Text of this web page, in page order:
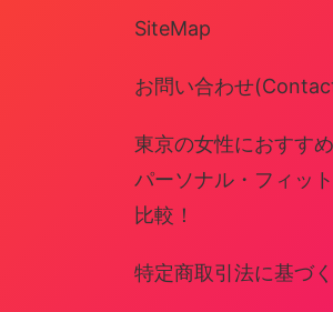
SiteMap
お問い合わせ
東京の女性におすす
パーソナル・フィッ
比較！
特定商取引法に基づ